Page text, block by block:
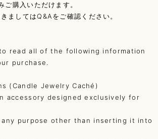
ご購入いただけます。
ましてはQ&Aをご確認ください。
read all of the following information
purchase.
(Candle Jewelry Caché)
accessory designed exclusively for
purpose other than inserting it into